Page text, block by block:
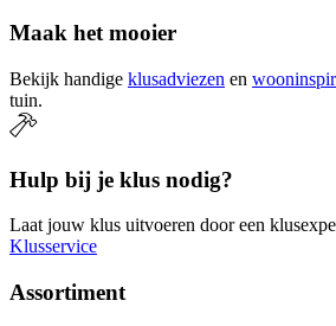
Maak het mooier
Bekijk handige klusadviezen en
tuin.
Hulp bij je klus nodig?
Laat jouw klus uitvoeren door een
Klusservice
Assortiment